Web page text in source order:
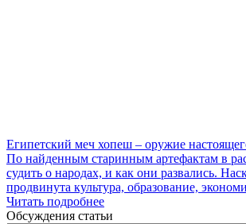
Египетский меч хопеш – оружие
По найденным старинным артефактам в
судить о народах, и как они развались.
продвинута культура, образование,
Читать подробнее
Обсуждения статьи